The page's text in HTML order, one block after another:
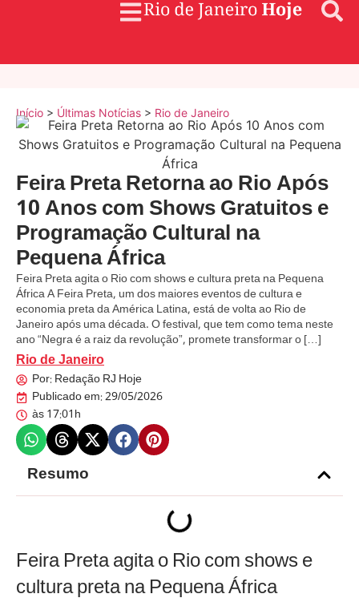
Início > Últimas Notícias > Rio de Janeiro
Feira Preta Retorna ao Rio Após
10 Anos com Shows Gratuitos e
Programação Cultural na
Pequena África
Feira Preta agita o Rio com shows e cultura preta na Pequena
África A Feira Preta, um dos maiores eventos de cultura e
economia preta da América Latina, está de volta ao Rio de
Janeiro após uma década. O festival, que tem como tema neste
ano “Negra é a raiz da revolução”, promete transformar o […]
Rio de Janeiro
Por: Redação RJ Hoje
Publicado em:29/05/2026
às17:01h
Resumo
Feira Preta agita o Rio com shows e
cultura preta na Pequena África